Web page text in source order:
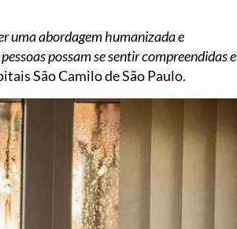
uma abordagem humanizada e
possam se sentir compreendidas e
São Camilo de São Paulo.